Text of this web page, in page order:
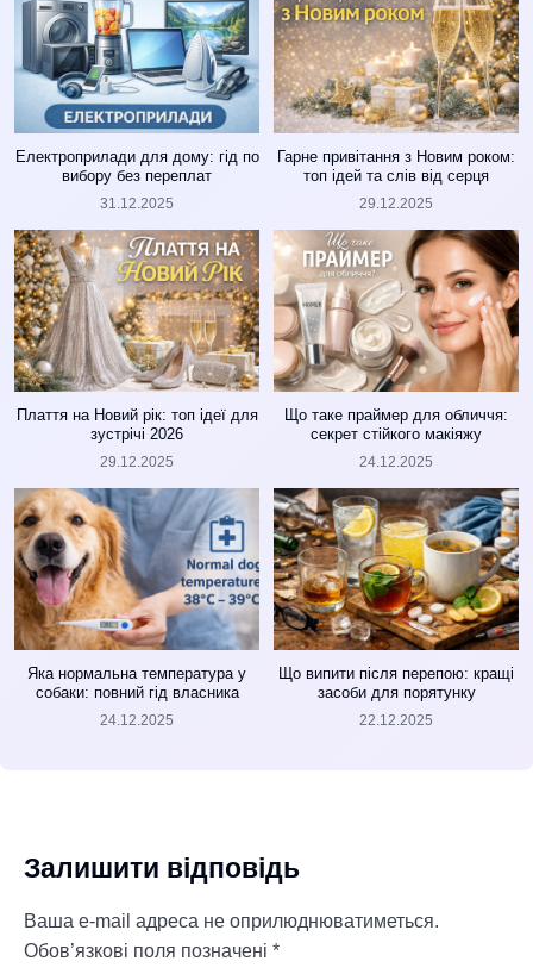
Електроприлади для дому: гід по
вибору без переплат
31.12.2025
Гарне привітання з Новим роком:
топ ідей та слів від серця
29.12.2025
Плаття на Новий рік: топ ідеї для
зустрічі 2026
29.12.2025
Що таке праймер для обличчя:
секрет стійкого макіяжу
24.12.2025
Яка нормальна температура у
собаки: повний гід власника
24.12.2025
Що випити після перепою: кращі
засоби для порятунку
22.12.2025
Залишити відповідь
Ваша e-mail адреса не оприлюднюватиметься.
Обов’язкові поля позначені *